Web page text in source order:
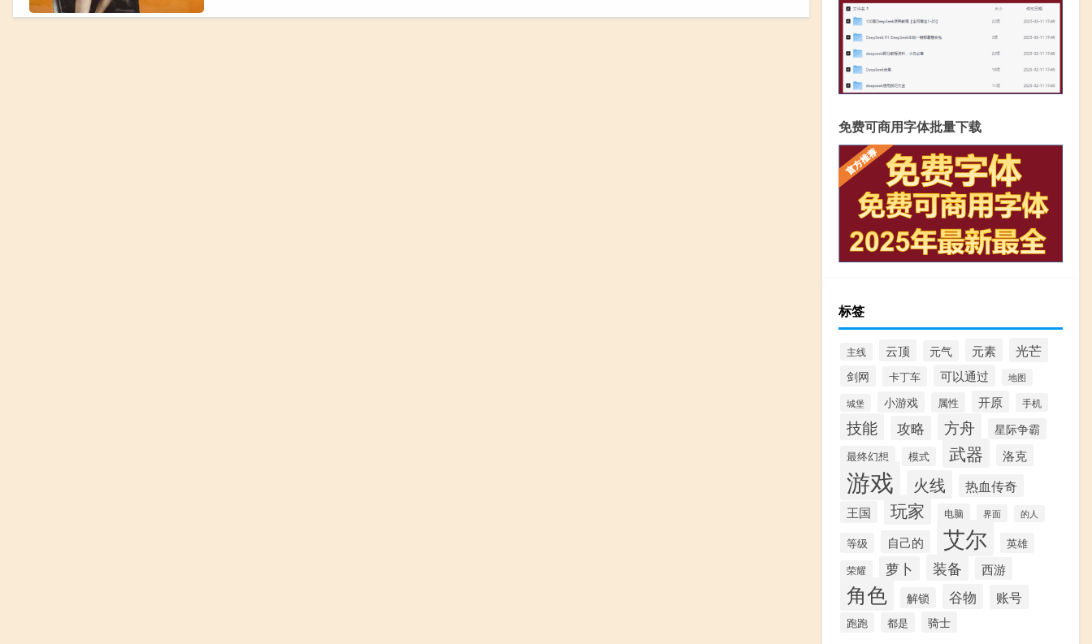
免费可商用字体批量下载
标签
主线 云顶 元气 元素 光芒
剑网 卡丁车 可以通过 地图
城堡 小游戏 属性 开原 手机
技能 攻略 方舟 星际争霸
最终幻想 模式 武器 洛克
游戏 火线 热血传奇
王国 玩家 电脑 界面 的人
等级 自己的 艾尔 英雄
荣耀 萝卜 装备 西游
角色 解锁 谷物 账号
跑跑 都是 骑士